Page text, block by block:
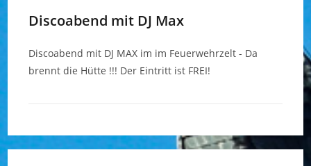
Discoabend mit DJ Max
Discoabend mit DJ MAX im im Feuerwehrzelt - Da
brennt die Hütte !!! Der Eintritt ist FREI!